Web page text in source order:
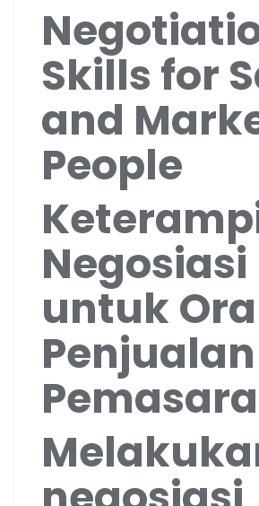
Skills for
and
People
Negosiasi
untuk